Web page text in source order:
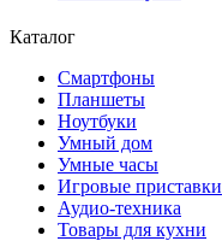
Каталог
Смартфоны
Планшеты
Ноутбуки
Умный дом
Умные часы
Игровые приставки
Аудио-техника
Товары для кухни